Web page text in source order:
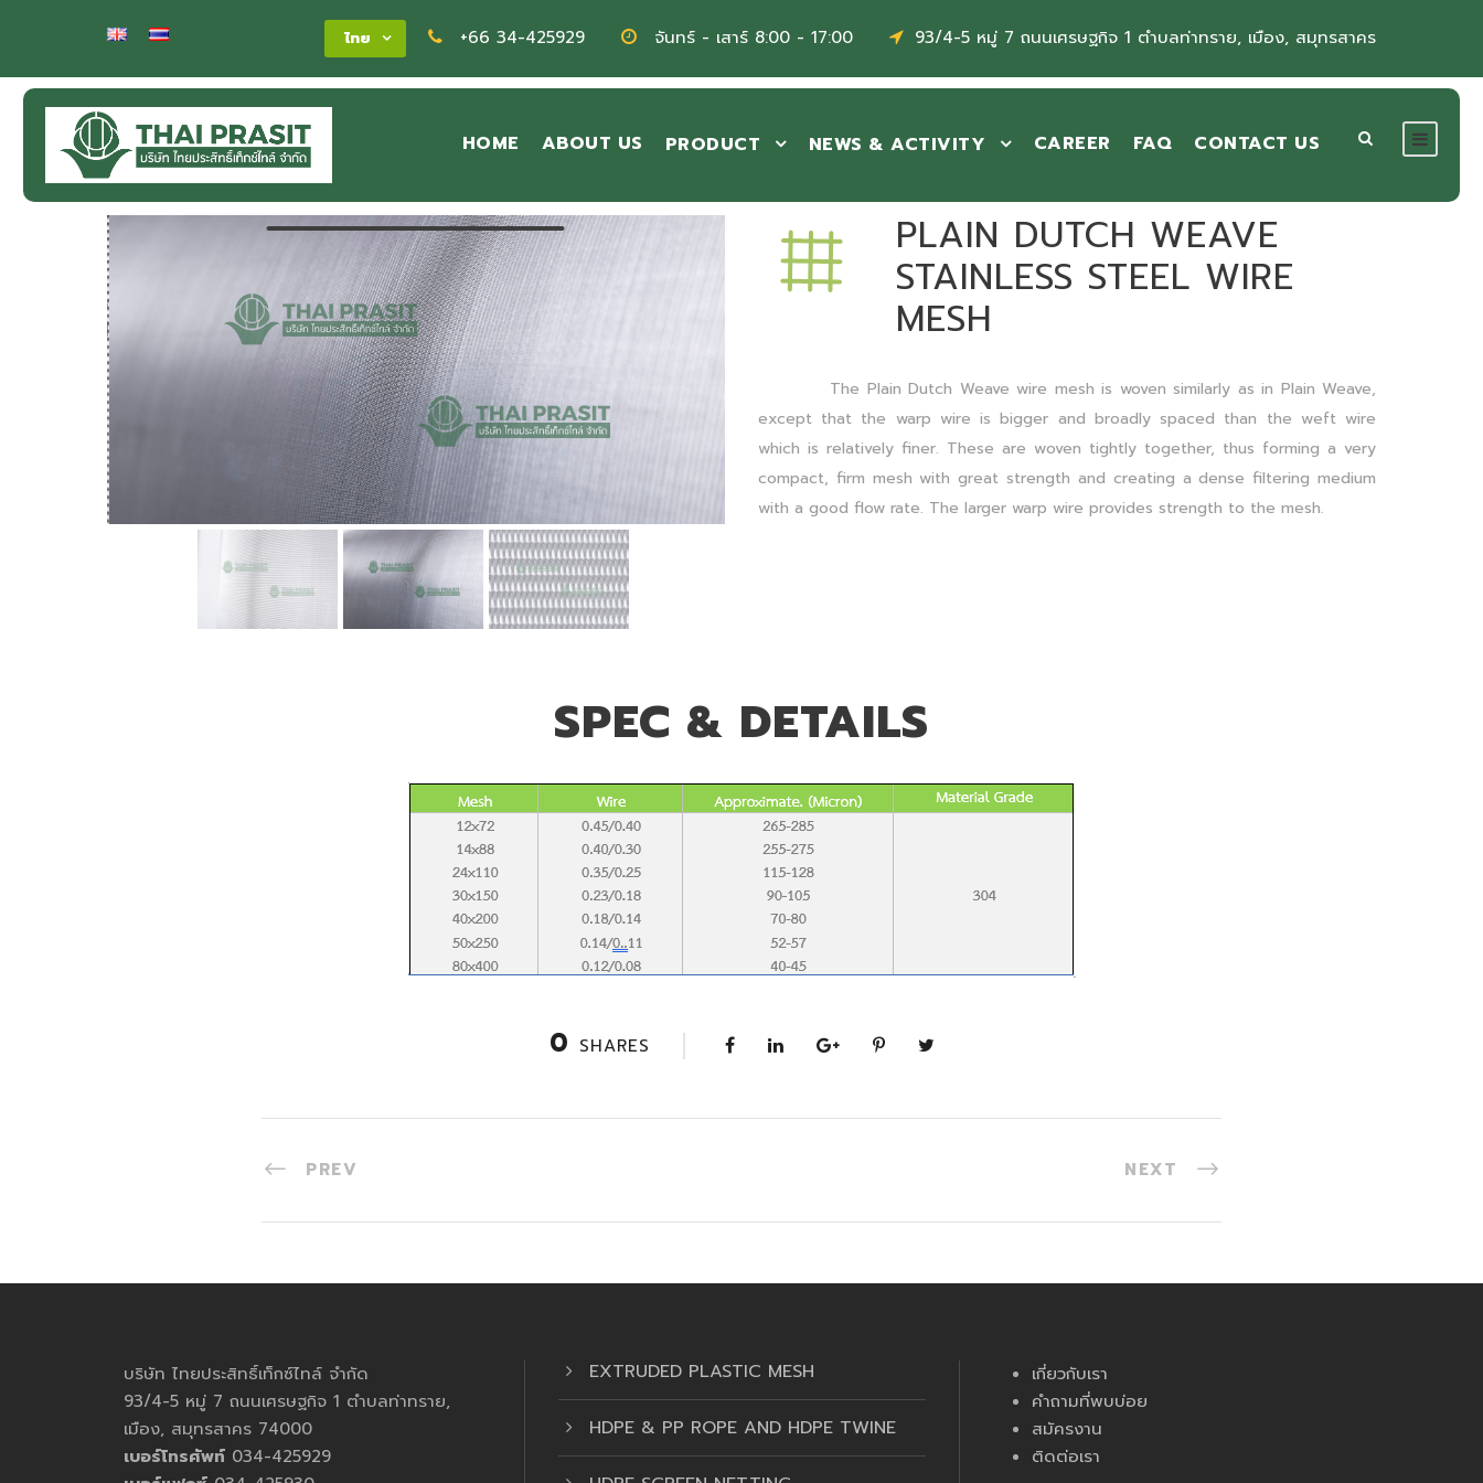
ไทย +66 34-425929 จันทร์ - เสาร์ 8:00 - 17:00 93/4-5 หมู่ 7 ถนนเศรษฐกิจ 1 ตำบลท่าทราย, เมือง, สมุทรสาคร
HOME ABOUT US PRODUCT NEWS & ACTIVITY CAREER FAQ CONTACT US
PLAIN DUTCH WEAVE
STAINLESS STEEL WIRE
MESH
The Plain Dutch Weave wire mesh is woven similarly as in Plain Weave,
except that the warp wire is bigger and broadly spaced than the weft wire
which is relatively finer. These are woven tightly together, thus forming a very
compact, firm mesh with great strength and creating a dense filtering medium
with a good flow rate. The larger warp wire provides strength to the mesh.
SPEC & DETAILS
0 SHARES
PREV NEXT
บริษัท ไทยประสิทธิ์เท็กซ์ไทล์ จำกัด
93/4-5 หมู่ 7 ถนนเศรษฐกิจ 1 ตำบลท่าทราย,
เมือง, สมุทรสาคร 74000
เบอร์โทรศัพท์ 034-425929
EXTRUDED PLASTIC MESH
HDPE & PP ROPE AND HDPE TWINE
เกี่ยวกับเรา
คำถามที่พบบ่อย
สมัครงาน
ติดต่อเรา